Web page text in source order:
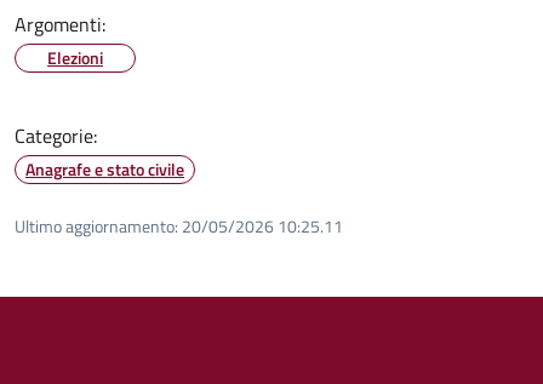
Argomenti:
Elezioni
Categorie:
Anagrafe e stato civile
Ultimo aggiornamento: 20/05/2026 10:25.11